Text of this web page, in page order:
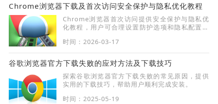
Chrome浏览器下载及首次访问安全保护与隐私优化教程
Chrome浏览器首次访问提供安全保护与隐私优
化教程，用户可合理设置防护选项和隐私配置，
和稳定性。
时间：2026-03-17
谷歌浏览器官方下载失败的应对方法及下载技巧
探索谷歌浏览器官方下载失败的常见原因，提供
实用的下载技巧，帮助用户顺利完成安装。
时间：2025-05-19